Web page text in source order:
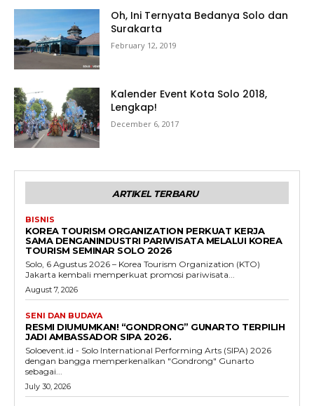
Oh, Ini Ternyata Bedanya Solo dan
Surakarta
February 12, 2019
Kalender Event Kota Solo 2018,
Lengkap!
December 6, 2017
ARTIKEL TERBARU
BISNIS
KOREA TOURISM ORGANIZATION PERKUAT KERJA
SAMA DENGANINDUSTRI PARIWISATA MELALUI KOREA
TOURISM SEMINAR SOLO 2026
Solo, 6 Agustus 2026 – Korea Tourism Organization (KTO)
Jakarta kembali memperkuat promosi pariwisata...
August 7, 2026
SENI DAN BUDAYA
RESMI DIUMUMKAN! “GONDRONG” GUNARTO TERPILIH
JADI AMBASSADOR SIPA 2026.
Soloevent.id - Solo International Performing Arts (SIPA) 2026
dengan bangga memperkenalkan "Gondrong" Gunarto
sebagai...
July 30, 2026